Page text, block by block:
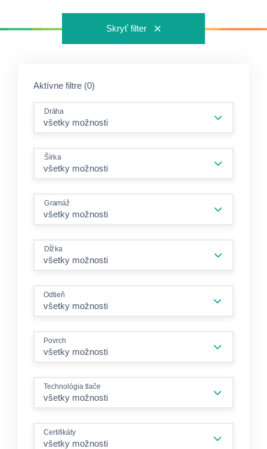
Skryť filter
Aktívne filtre (0)
Dráha
Šírka
Gramáž
Dĺžka
Odtieň
všetky možnosti
Povrch
všetky možnosti
Technológia tlače
všetky možnosti
Certifikáty
všetky možnosti